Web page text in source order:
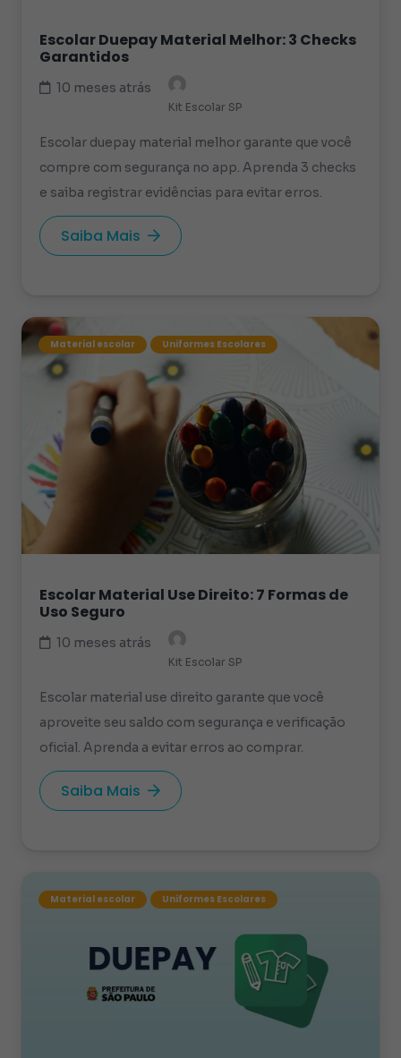
Escolar Duepay Material Melhor: 3 Checks
Garantidos
10 meses atrás
Kit Escolar SP
Escolar duepay material melhor garante que você
compre com segurança no app. Aprenda 3 checks
e saiba registrar evidências para evitar erros.
Saiba Mais
Material escolar Uniformes Escolares
Escolar Material Use Direito: 7 Formas de
Uso Seguro
10 meses atrás
Kit Escolar SP
Escolar material use direito garante que você
aproveite seu saldo com segurança e verificação
oficial. Aprenda a evitar erros ao comprar.
Saiba Mais
Material escolar Uniformes Escolares